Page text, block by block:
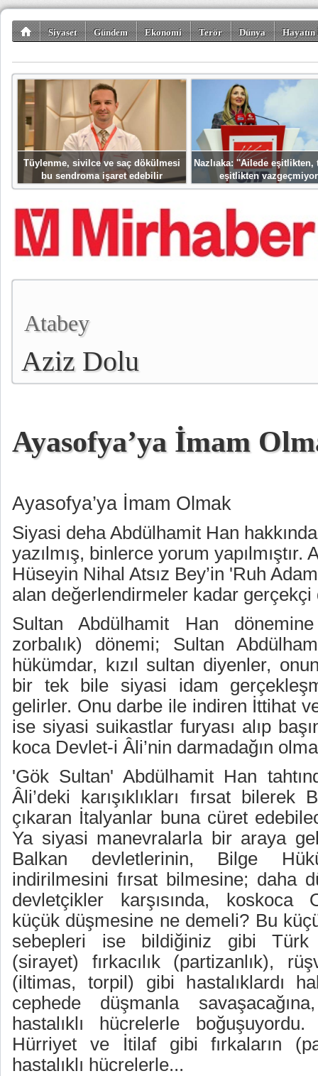
Siyaset Gündem Ekonomi Terör Dünya
Tüylenme, sivilce ve saç dökülmesi
bu sendroma işaret edebilir
Nazlıaka: ''Ailede eşitlikten,
eşitlikten
Atabey
Aziz Dolu
Ayasofya’ya İmam
Ayasofya’ya İmam Olmak
Siyasi deha Abdülhamit Han
yazılmış, binlerce yorum yapılmıştır.
Hüseyin Nihal Atsız Bey’in 'Ruh
alan değerlendirmeler kadar gerçekçi
Sultan Abdülhamit Han
zorbalık) dönemi; Sultan
hükümdar, kızıl sultan diyenler,
bir tek bile siyasi idam
gelirler. Onu darbe ile indiren İttihat
ise siyasi suikastlar furyası alıp
koca Devlet-i Âli’nin darmadağın
'Gök Sultan' Abdülhamit Han
Âli’deki karışıklıkları fırsat bilerek
çıkaran İtalyanlar buna cüret
Ya siyasi manevralarla bir araya
Balkan devletlerinin, Bilge
indirilmesini fırsat bilmesine; daha
devletçikler karşısında, koskoca
küçük düşmesine ne demeli? Bu
sebepleri ise bildiğiniz gibi Türk
(sirayet) fırkacılık (partizanlık),
(iltimas, torpil) gibi hastalıklardı
cephede düşmanla
hastalıklı hücrelerle
Hürriyet ve İtilaf gibi fırkaların
hastalıklı hücrelerle...